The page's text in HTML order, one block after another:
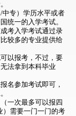
专）学历水平或者
统一的入学考试。
考入学考试通过录
较多的专业提供给
以报考，不过，要
法拿到本科毕业
名参加考试即可，
一次最多可以报四
）需要一门一门的考